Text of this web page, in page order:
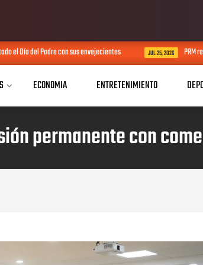
el Día del Padre con sus envejecientes JUL 25, 2026 PRM
ECONOMIA ENTRETENIMIENTO
permanente con